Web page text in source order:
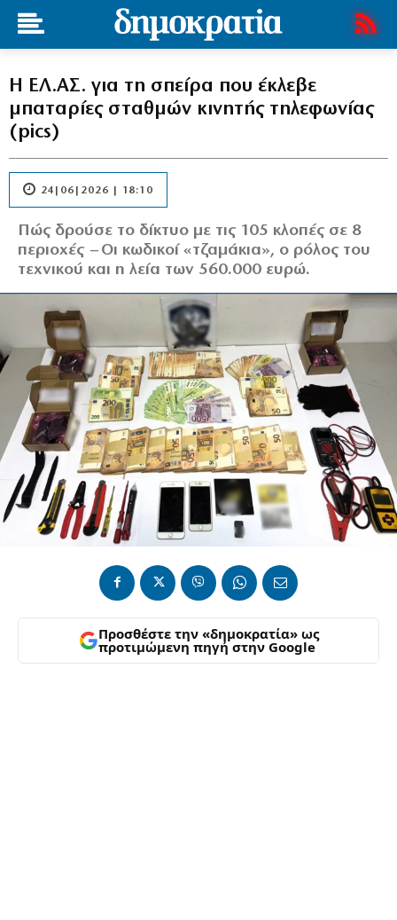
Η ΕΛ.ΑΣ. για τη σπείρα που έκλεβε
μπαταρίες σταθμών κινητής τηλεφωνίας
(pics)
24|06|2026 | 18:10
Πώς δρούσε το δίκτυο με τις 105 κλοπές σε 8
περιοχές – Οι κωδικοί «τζαμάκια», ο ρόλος του
τεχνικού και η λεία των 560.000 ευρώ.
Προσθέστε την «δημοκρατία» ως
προτιμώμενη πηγή στην Google